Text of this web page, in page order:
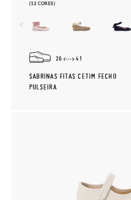
(12 CORES)
26 41
SABRINAS FITAS CETIM FECHO
PULSEIRA